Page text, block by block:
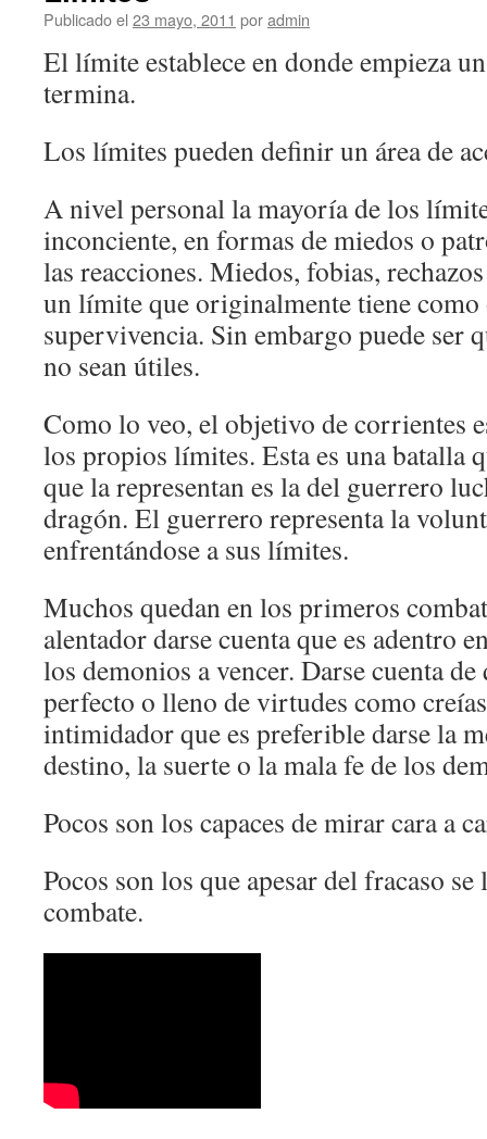
Publicado el 23 mayo, 2011 poradmin
El límite establece en donde empieza
termina.
Los límites pueden definir un área de
A nivel personal la mayoría de los
inconciente, en formas de miedos o
las reacciones. Miedos, fobias,
un límite que originalmente tiene
supervivencia. Sin embargo puede ser
no sean útiles.
Como lo veo, el objetivo de corrientes
los propios límites. Esta es una batalla
que la representan es la del guerrero
dragón. El guerrero representa la
enfrentándose a sus límites.
Muchos quedan en los primeros
alentador darse cuenta que es adentro
los demonios a vencer. Darse cuenta de
perfecto o lleno de virtudes como
intimidador que es preferible darse la
destino, la suerte o la mala fe de los
Pocos son los capaces de mirar cara a
Pocos son los que apesar del fracaso
combate.